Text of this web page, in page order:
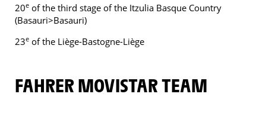
20e of the third stage of the Itzulia Basque Country
(Basauri>Basauri)
23e of the Liège-Bastogne-Liège
FAHRER MOVISTAR TEAM